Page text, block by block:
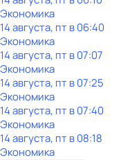
Экономика
14 августа, пт в 06:40
Экономика
14 августа, пт в 07:07
Экономика
14 августа, пт в 07:25
Экономика
14 августа, пт в 07:40
Экономика
14 августа, пт в 08:18
Экономика